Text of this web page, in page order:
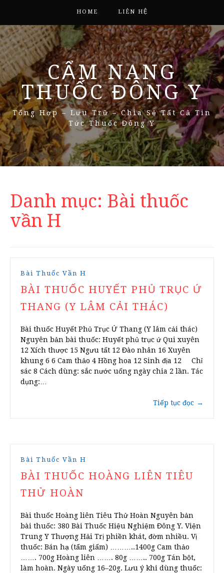
HOME LIÊN HỆ
CẨM NANG
THUỐC ĐÔNG Y
Tổng Hợp – Lưu Trữ – Chia Sẻ Tất Cả Tin
Tức Thuốc Đông Y
Danh mục: Bài thuốc
vần H
Bài Thuốc Vần H
BÀI THUỐC HUYẾT PHỦ TRỤC Ứ
THANG (Y LÂM CẢI THÁC)
Bài thuốc Huyết Phủ Trục Ứ Thang (Y lâm cải thác)
Nguyên bản bài thuốc: Huyết phủ trục ứ Qui xuyên
12 Xích thược 15 Ngưu tất 12 Đào nhân 16 Xuyên
khung 6 6 Cam thảo 4 Hồng hoa 12 Sinh địa 12 Chỉ
sác 8 Cách dùng: sắc nước uống ngày chia 2 lần. Tác
dụng:…
Tiếp tục đọc →
Bài Thuốc Vần H
BÀI THUỐC HOÀNG LIÊN TIÊU
THỬ HOÀN
Bài thuốc Hoàng liên Tiêu Thử Hoàn Nguyên bản
bài thuốc: 380 Bài Thuốc Hiệu Nghiệm Đông Y. Viện
Trung Y Thượng Hải Trị phiền khát, đờm nhiều. Vị
thuốc: Bán hạ (tẩm giấm) ………..1400g Cam thảo
……. 700g Hoàng liên ……. 80g …….. 700g Tán bột,
làm hoàn. Ngày uống 16–20g. Lưu ý khi dùng thuốc: